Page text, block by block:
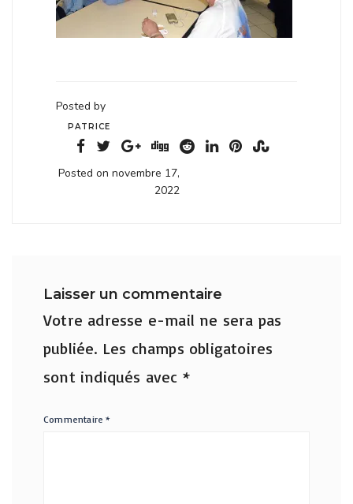
Posted by
PATRICE
Posted on novembre 17,
2022
Laisser un commentaire
Votre adresse e-mail ne sera pas
publiée. Les champs obligatoires
sont indiqués avec *
Commentaire*